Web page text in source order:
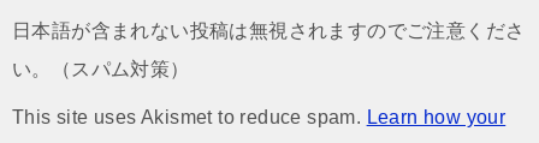
日本語が含まれない投稿は無視されますのでご注意くださ
い。（スパム対策）
This site uses Akismet to reduce spam. Learn how your